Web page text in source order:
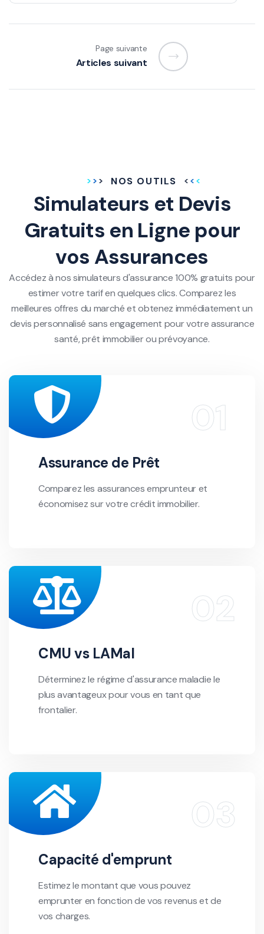
Page suivante
Articles suivant
NOS OUTILS
Simulateurs et Devis
Gratuits en Ligne pour
vos Assurances
Accédez à nos simulateurs d'assurance 100% gratuits pour
estimer votre tarif en quelques clics. Comparez les
meilleures offres du marché et obtenez immédiatement un
devis personnalisé sans engagement pour votre assurance
santé, prêt immobilier ou prévoyance.
Assurance de Prêt
Comparez les assurances emprunteur et
économisez sur votre crédit immobilier.
CMU vs LAMal
Déterminez le régime d'assurance maladie le
plus avantageux pour vous en tant que
frontalier.
Capacité d'emprunt
Estimez le montant que vous pouvez
emprunter en fonction de vos revenus et de
vos charges.